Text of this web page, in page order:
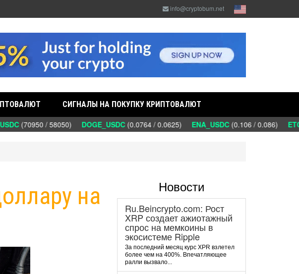
info@cryptobum.net
СИГНАЛЫ НА ПОКУПКУ КРИПТОВАЛЮТ
(70950 / 58050) DOGE_USDC(0.0764 / 0.0625) ENA_USDC(0.106 / 0.086)
на
Новости
Ru.Beincrypto.com: Рост
XRP создает ажиотажный
спрос на мемкоины в
экосистеме Ripple
За последний месяц курс XPR взлетел
более чем на 400%. Впечатляющее
ралли вызвало...